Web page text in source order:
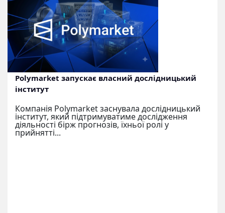
Polymarket запускає власний дослідницький
інститут
Компанія Polymarket заснувала дослідницький
інститут, який підтримуватиме дослідження
діяльності бірж прогнозів, їхньої ролі у
прийнятті...